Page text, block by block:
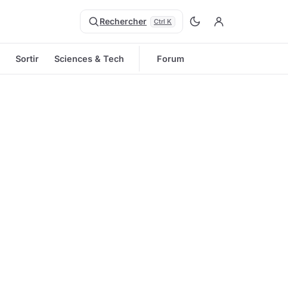
Rechercher Ctrl K
Sortir Sciences & Tech Forum